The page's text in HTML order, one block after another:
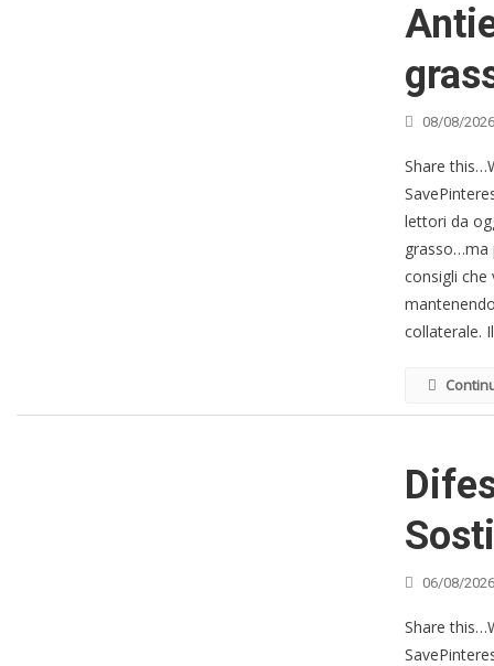
08/08/
Share
lettori da
grasso…ma
consigli
collaterale.
06/08/
Share